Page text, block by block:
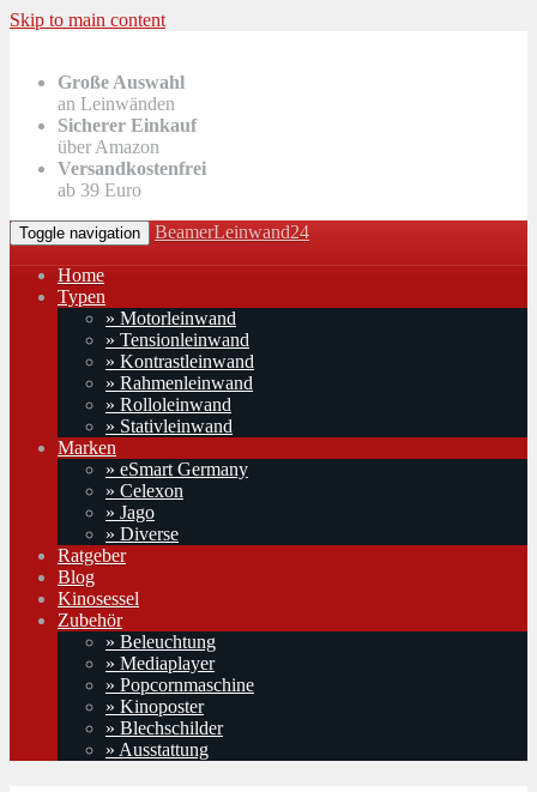
Skip to main content
Große Auswahl
an Leinwänden
Sicherer Einkauf
über Amazon
Versandkostenfrei
ab 39 Euro
Toggle navigation BeamerLeinwand24
Home
Typen
» Motorleinwand
» Tensionleinwand
» Kontrastleinwand
» Rahmenleinwand
» Rolloleinwand
» Stativleinwand
Marken
» eSmart Germany
» Celexon
» Jago
» Diverse
Ratgeber
Blog
Kinosessel
Zubehör
» Beleuchtung
» Mediaplayer
» Popcornmaschine
» Kinoposter
» Blechschilder
» Ausstattung